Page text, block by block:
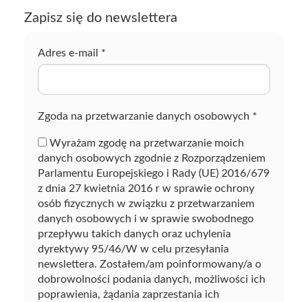
z
Zapisz się do newslettera
Adres e-mail *
Zgoda na przetwarzanie danych osobowych *
Wyrażam zgodę na przetwarzanie moich
danych osobowych zgodnie z Rozporządzeniem
Parlamentu Europejskiego i Rady (UE) 2016/679
z dnia 27 kwietnia 2016 r w sprawie ochrony
osób fizycznych w związku z przetwarzaniem
danych osobowych i w sprawie swobodnego
przepływu takich danych oraz uchylenia
dyrektywy 95/46/W w celu przesyłania
newslettera. Zostałem/am poinformowany/a o
dobrowolności podania danych, możliwości ich
poprawienia, żądania zaprzestania ich